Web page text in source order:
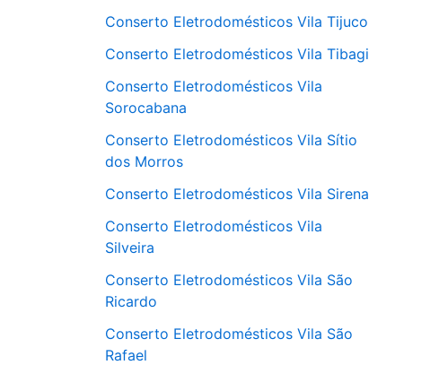
Conserto Eletrodomésticos Vila Tijuco
Conserto Eletrodomésticos Vila Tibagi
Conserto Eletrodomésticos Vila
Sorocabana
Conserto Eletrodomésticos Vila Sítio
dos Morros
Conserto Eletrodomésticos Vila Sirena
Conserto Eletrodomésticos Vila
Silveira
Conserto Eletrodomésticos Vila São
Ricardo
Conserto Eletrodomésticos Vila São
Rafael